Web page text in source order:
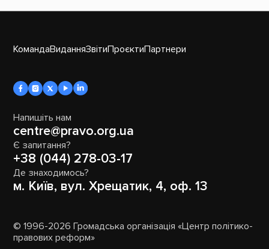
КомандаВиданняЗвітиПроєктиПартнери
Напишіть нам
centre@pravo.org.ua
Є запитання?
+38 (044) 278-03-17
Де знаходимось?
м. Київ, вул. Хрещатик, 4, оф. 13
© 1996-2026 Громадська організація «Центр політико-
правових реформ»